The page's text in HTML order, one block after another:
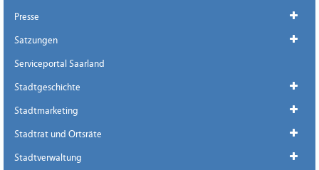
Presse
Satzungen
Serviceportal Saarland
Stadtgeschichte
Stadtmarketing
Stadtrat und Ortsräte
Stadtverwaltung